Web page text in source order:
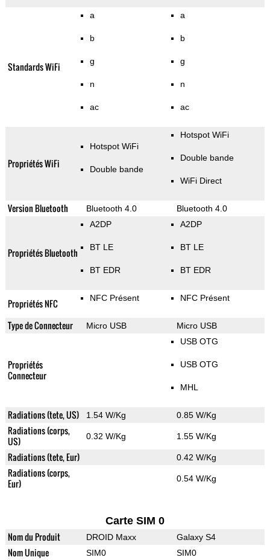
Standards WiFi
a
b
g
n
ac
a
b
g
n
ac
Propriétés WiFi
Hotspot WiFi
Double bande
Hotspot WiFi
Double bande
WiFi Direct
Version Bluetooth Bluetooth 4.0 Bluetooth 4.0
Propriétés Bluetooth
A2DP
BT LE
BT EDR
A2DP
BT LE
BT EDR
Propriétés NFC NFC Présent NFC Présent
Type de Connecteur Micro USB Micro USB
Propriétés
Connecteur
USB OTG
USB OTG
MHL
Radiations (tete, US) 1.54 W/Kg 0.85 W/Kg
Radiations (corps,
US)
0.32 W/Kg 1.55 W/Kg
Radiations (tete, Eur) 0.42 W/Kg
Radiations (corps,
Eur)
0.54 W/Kg
Carte SIM 0
Nom du Produit DROID Maxx Galaxy S4
Nom Unique SIM0 SIM0